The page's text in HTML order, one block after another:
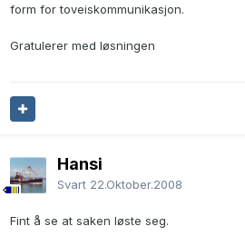
form for toveiskommunikasjon.
Gratulerer med løsningen
Hansi
Svart 22.Oktober.2008
Fint å se at saken løste seg.